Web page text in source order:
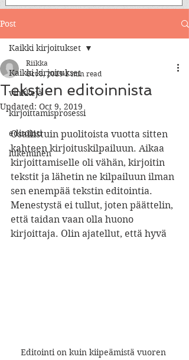
Post
Kaikki kirjoitukset
vinkkejä
kirjoittamisprosessi
editointi
lukeminen
Kaikki kirjoitukset
Tekstien editoinnista
Riikka
Oct 8, 2019 1 min read
Updated: Oct 9, 2019
Osallistuin puolitoista vuotta sitten
kahteen kirjoituskilpailuun. Aikaa
kirjoittamiselle oli vähän, kirjoitin
tekstit ja lähetin ne kilpailuun ilman
sen enempää tekstin editointia.
Menestystä ei tullut, joten päättelin,
että taidan vaan olla huono
kirjoittaja. Olin ajatellut, että hyvä
Editointi on kuin kiipeämistä vuoren